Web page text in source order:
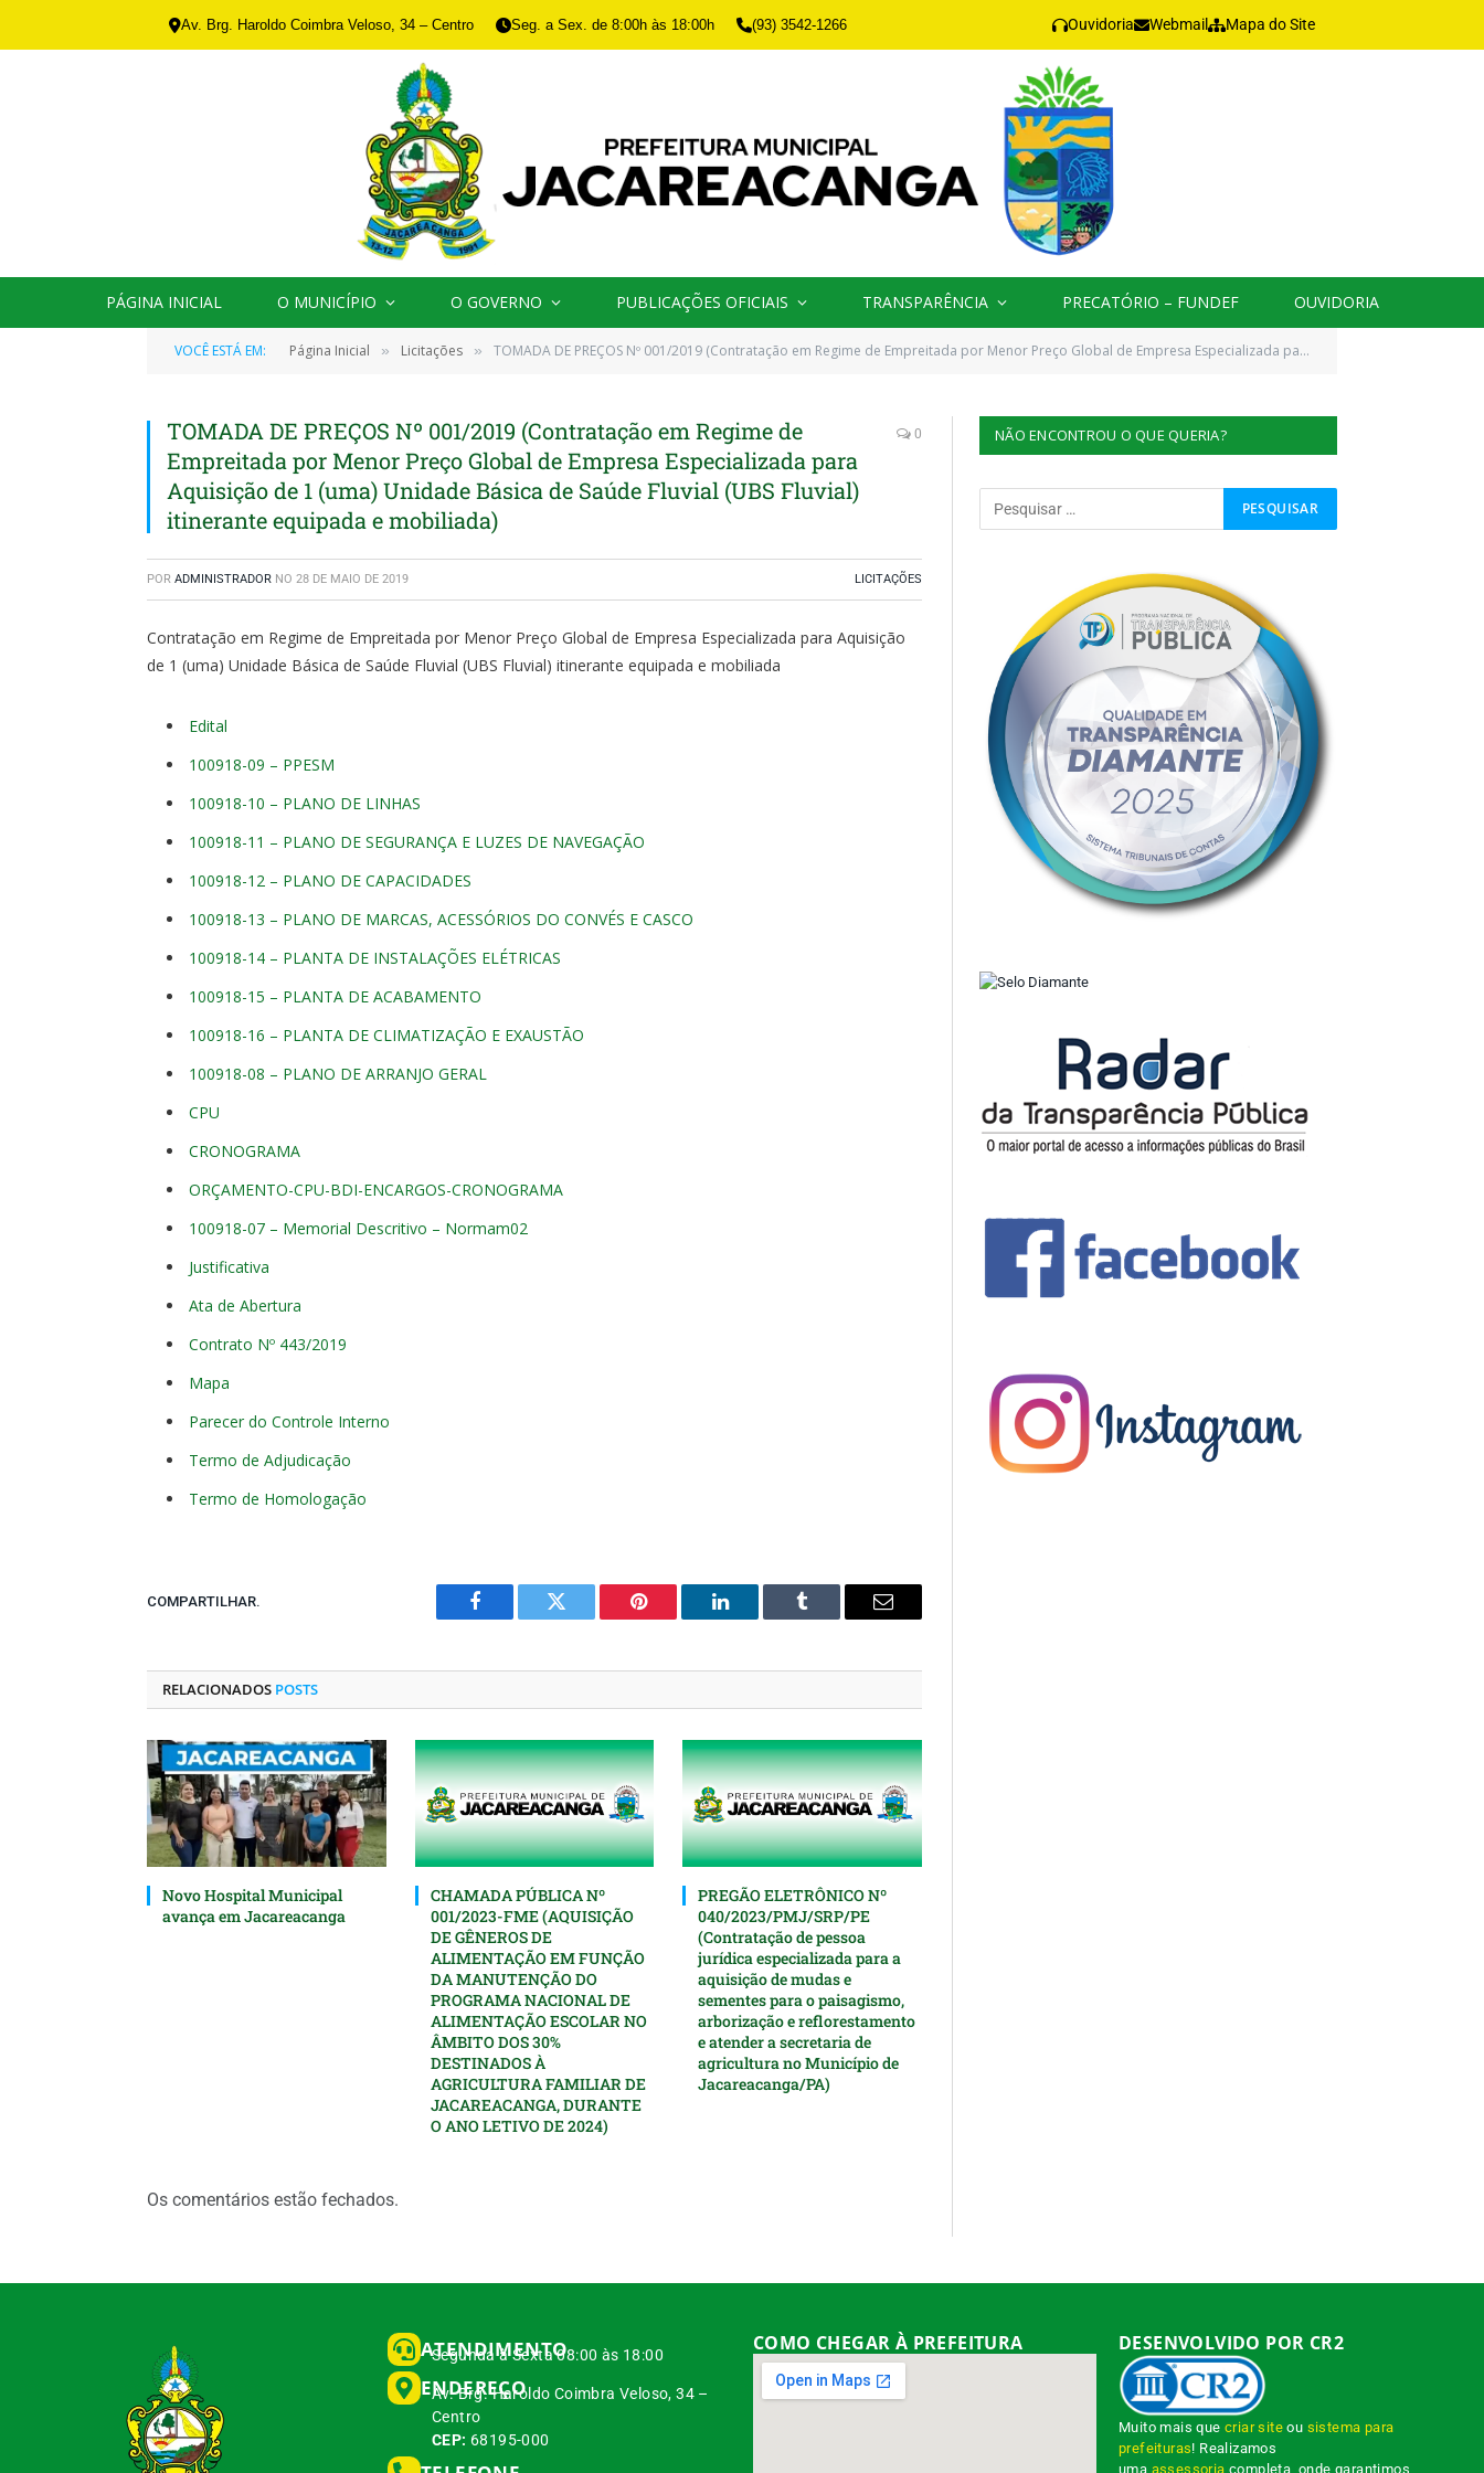
Av. Brg. Haroldo Coimbra Veloso, 34 – Centro Seg. a Sex. de 8:00h às 18:00h (93) 3542-1266 Ouvidoria Webmail Mapa do Site
PÁGINA INICIAL O MUNICÍPIO O GOVERNO PUBLICAÇÕES OFICIAIS TRANSPARÊNCIA PRECATÓRIO – FUNDEF OUVIDORIA
VOCÊ ESTÁ EM: Página Inicial » Licitações » TOMADA DE PREÇOS Nº 001/2019 (Contratação em Regime de Empreitada por Menor Preço Global de Empresa Especializada para Aquisição de 1 (uma) Unidade Básica de Saúde Fluvial (UBS Fluvial) itinerante equipada e mobiliada)
TOMADA DE PREÇOS Nº 001/2019 (Contratação em Regime de
Empreitada por Menor Preço Global de Empresa Especializada para
Aquisição de 1 (uma) Unidade Básica de Saúde Fluvial (UBS Fluvial)
itinerante equipada e mobiliada)
0
POR ADMINISTRADOR NO 28 DE MAIO DE 2019 LICITAÇÕES
Contratação em Regime de Empreitada por Menor Preço Global de Empresa Especializada para Aquisição
de 1 (uma) Unidade Básica de Saúde Fluvial (UBS Fluvial) itinerante equipada e mobiliada
Edital
100918-09 – PPESM
100918-10 – PLANO DE LINHAS
100918-11 – PLANO DE SEGURANÇA E LUZES DE NAVEGAÇÃO
100918-12 – PLANO DE CAPACIDADES
100918-13 – PLANO DE MARCAS, ACESSÓRIOS DO CONVÉS E CASCO
100918-14 – PLANTA DE INSTALAÇÕES ELÉTRICAS
100918-15 – PLANTA DE ACABAMENTO
100918-16 – PLANTA DE CLIMATIZAÇÃO E EXAUSTÃO
100918-08 – PLANO DE ARRANJO GERAL
CPU
CRONOGRAMA
ORÇAMENTO-CPU-BDI-ENCARGOS-CRONOGRAMA
100918-07 – Memorial Descritivo – Normam02
Justificativa
Ata de Abertura
Contrato Nº 443/2019
Mapa
Parecer do Controle Interno
Termo de Adjudicação
Termo de Homologação
COMPARTILHAR.
Facebook Twitter Pinterest
O
Tumblr
E-
RELACIONADOS POSTS
Novo Hospital Municipal
avança em Jacareacanga
CHAMADA PÚBLICA Nº
001/2023-FME (AQUISIÇÃO
DE GÊNEROS DE
ALIMENTAÇÃO EM FUNÇÃO
DA MANUTENÇÃO DO
PROGRAMA NACIONAL DE
ALIMENTAÇÃO ESCOLAR NO
ÂMBITO DOS 30%
DESTINADOS À
AGRICULTURA FAMILIAR DE
JACAREACANGA, DURANTE
O ANO LETIVO DE 2024)
PREGÃO ELETRÔNICO Nº
040/2023/PMJ/SRP/PE
(Contratação de pessoa
jurídica especializada para a
aquisição de mudas e
sementes para o paisagismo,
arborização e reflorestamento
e atender a secretaria de
agricultura no Município de
Jacareacanga/PA)
Os comentários estão fechados.
NÃO ENCONTROU O QUE QUERIA?
ATENDIMENTO
Segunda à Sexta 08:00 às 18:00
ENDEREÇO
Av. Brg. Haroldo Coimbra Veloso, 34 –
Centro
CEP: 68195-000
COMO CHEGAR À PREFEITURA DESENVOLVIDO POR CR2
Muito mais quecriar site ou sistema para
prefeituras! Realizamos
uma assessoria completa, onde garantimos